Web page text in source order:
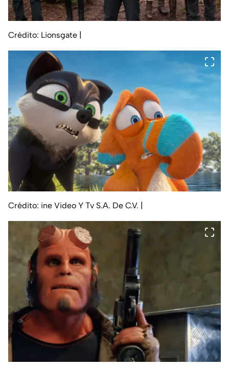
Crédito: Lionsgate
Crédito: ine Video Y Tv S.A. De C.V. |